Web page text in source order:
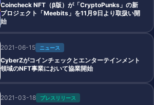
Coincheck NFT（β版）が「CryptoPunks」の新
プロジェクト「Meebits」を11月9日より取扱い開
始
2021-06-15 ニュース
CyberZがコインチェックとエンターテインメント
領域のNFT事業において協業開始
2021-03-18 プレスリリース